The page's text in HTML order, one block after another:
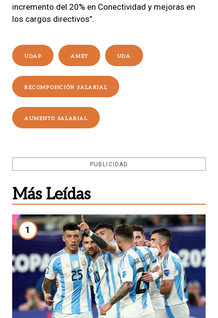
incremento del 20% en Conectividad y mejoras en
los cargos directivos”.
UDAP AMET UDA
RECOMPOSICIÓN SALARIAL
AUMENTO SALARIAL
PUBLICIDAD
Más Leídas
1